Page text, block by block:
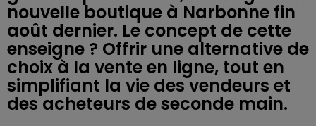
nouvelle boutique à Narbonne fin
août dernier. Le concept de cette
enseigne ? Offrir une alternative de
choix à la vente en ligne, tout en
simplifiant la vie des vendeurs et
des acheteurs de seconde main.